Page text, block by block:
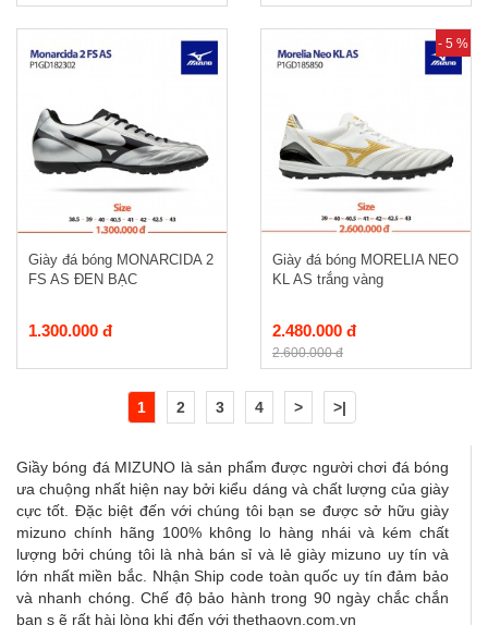
Giày đá bóng MONARCIDA 2
FS AS ĐEN BẠC
1.300.000 đ
- 5 %
Giày đá bóng MORELIA NEO
KL AS trắng vàng
2.480.000 đ
2.600.000 đ
1 2 3 4 > >|
Giầy bóng đá MIZUNO là sản phẩm được người chơi đá bóng
ưa chuộng nhất hiện nay bởi kiểu dáng và chất lượng của giày
cực tốt. Đặc biệt đến với chúng tôi bạn se được sở hữu giày
mizuno chính hãng 100% không lo hàng nhái và kém chất
lượng bởi chúng tôi là nhà bán sỉ và lẻ giày mizuno uy tín và
lớn nhất miền bắc. Nhận Ship code toàn quốc uy tín đảm bảo
và nhanh chóng. Chế độ bảo hành trong 90 ngày chắc chắn
bạn s ẽ rất hài lòng khi đến với thethaovn.com.vn